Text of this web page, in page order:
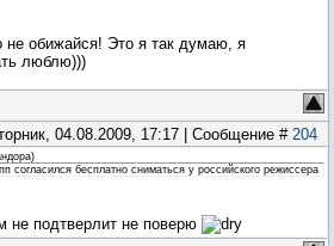
не обижайся! Это я так думаю, я
люблю)))
04.08.2009, 17:17 | Сообщение # 204
)
согласился бесплатно сниматься у российского режиссера
не подтверлит не поверю